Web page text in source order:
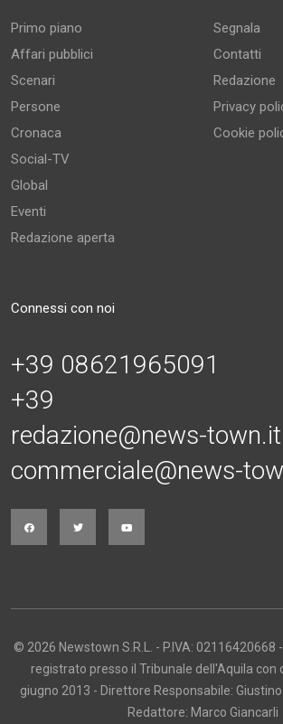
Primo piano
Affari pubblici
Scenari
Persone
Cronaca
Social-TV
Global
Eventi
Redazione aperta
Segnala
Contatti
Redazione
Privacy
Cookie
Connessi con noi
+39 08621965091
+39
redazione@news-town.it
commerciale@news-
© 2026 Newstown S.R.L. - P.IVA: 02116420668
registrato presso il Tribunale dell'Aquila con
giugno 2013 - Direttore Responsabile:
Redattore: Marco Giancarli